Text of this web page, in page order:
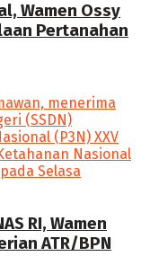
Wamen Ossy
Pertanahan
RI, Wamen
ATR/BPN